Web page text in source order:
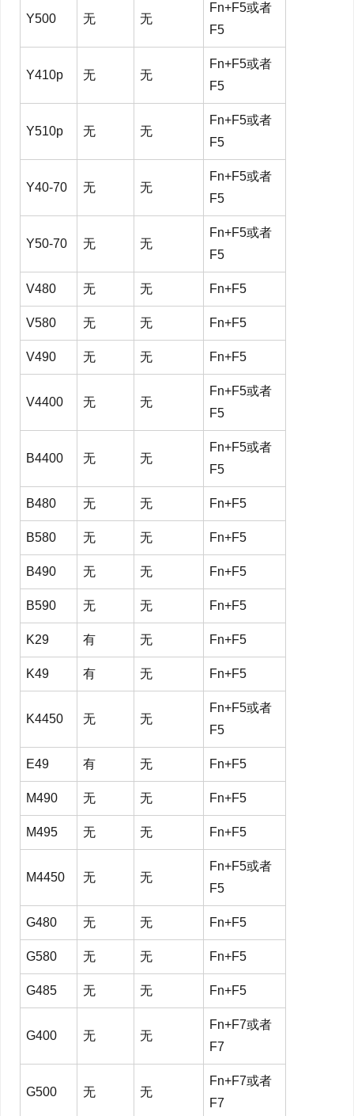
Y500 无 无
Fn+F5或者
F5
Y410p 无 无
Fn+F5或者
F5
Y510p 无 无
Fn+F5或者
F5
Y40-70 无 无
Fn+F5或者
F5
Y50-70 无 无
Fn+F5或者
F5
V480 无 无 Fn+F5
V580 无 无 Fn+F5
V490 无 无 Fn+F5
V4400 无 无
Fn+F5或者
F5
B4400 无 无
Fn+F5或者
F5
B480 无 无 Fn+F5
B580 无 无 Fn+F5
B490 无 无 Fn+F5
B590 无 无 Fn+F5
K29 有 无 Fn+F5
K49 有 无 Fn+F5
K4450 无 无
Fn+F5或者
F5
E49 有 无 Fn+F5
M490 无 无 Fn+F5
M495 无 无 Fn+F5
M4450 无 无
Fn+F5或者
F5
G480 无 无 Fn+F5
G580 无 无 Fn+F5
G485 无 无 Fn+F5
G400 无 无
Fn+F7或者
F7
G500 无 无
Fn+F7或者
F7